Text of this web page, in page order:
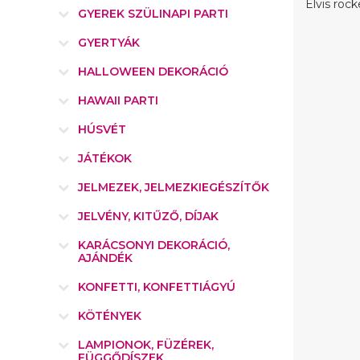
GYEREK SZÜLINAPI PARTI
GYERTYÁK
HALLOWEEN DEKORÁCIÓ
HAWAII PARTI
HÚSVÉT
JÁTÉKOK
JELMEZEK, JELMEZKIEGÉSZÍTŐK
JELVÉNY, KITŰZŐ, DÍJAK
KARÁCSONYI DEKORÁCIÓ,
AJÁNDÉK
KONFETTI, KONFETTIÁGYÚ
KÖTÉNYEK
LAMPIONOK, FÜZÉREK,
Elvis